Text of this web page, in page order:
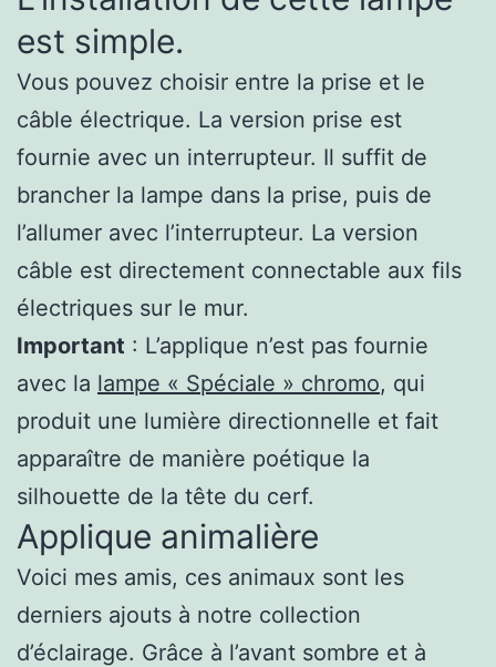
est simple.
Vous pouvez choisir entre la prise et le
câble électrique. La version prise est
fournie avec un interrupteur. Il suffit de
brancher la lampe dans la prise, puis de
l’allumer avec l’interrupteur. La version
câble est directement connectable aux fils
électriques sur le mur.
Important : L’applique n’est pas fournie
avec la lampe « Spéciale » chromo, qui
produit une lumière directionnelle et fait
apparaître de manière poétique la
silhouette de la tête du cerf.
Applique animalière
Voici mes amis, ces animaux sont les
derniers ajouts à notre collection
d’éclairage. Grâce à l’avant sombre et à